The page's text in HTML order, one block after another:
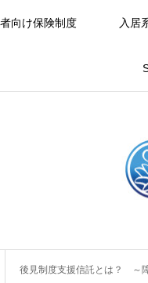
向け保険制度 入居
後見制度支援信託とは？ ～